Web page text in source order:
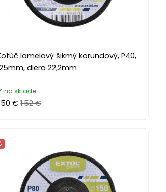
lamelový šikmý korundový, P40,
diera 22,2mm
na sklade
€ 1.52 €